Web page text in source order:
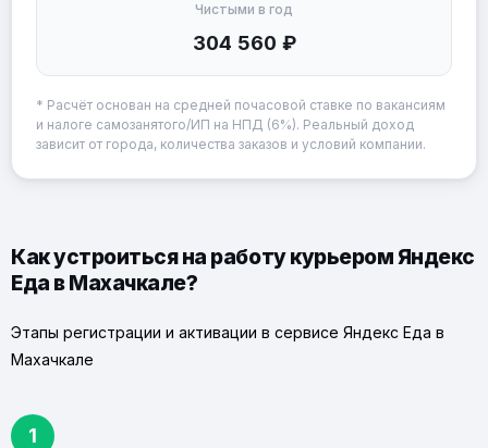
Чистыми в год
304 560 ₽
* Расчёт основан на средней почасовой ставке по вакансиям
и налоге самозанятого/ИП на НПД (6%). Реальный доход
зависит от города, количества заказов и условий компании.
Как устроиться на работу курьером Яндекс
Еда в Махачкале?
Этапы регистрации и активации в сервисе Яндекс Еда в
Махачкале
1